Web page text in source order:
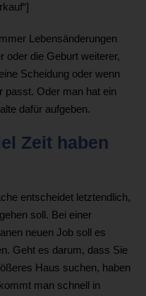
Lebensänderungen
oder die Geburt weiterer,
Scheidung oder wenn
passt. Oder man hat ein
dafür aufgeben.
Zeit haben
entscheidet letztendlich,
soll. Bei einer
neuen Job soll es
Geht es darum, dass Sie
Haus suchen, haben
man schnell in